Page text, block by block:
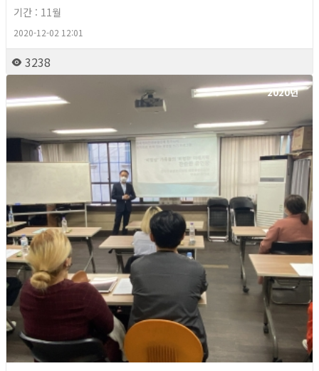
기간 : 11월
2020-12-02 12:01
3238
2020년